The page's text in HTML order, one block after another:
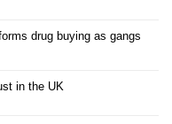
drug buying as gangs
in the UK